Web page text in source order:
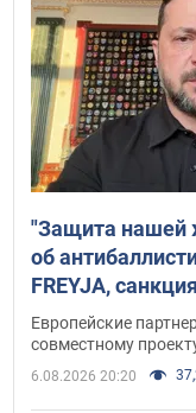
"Защита нашей
об
FREYJA,
поддержке
Европейские
совместному
6.08.2026 20:20